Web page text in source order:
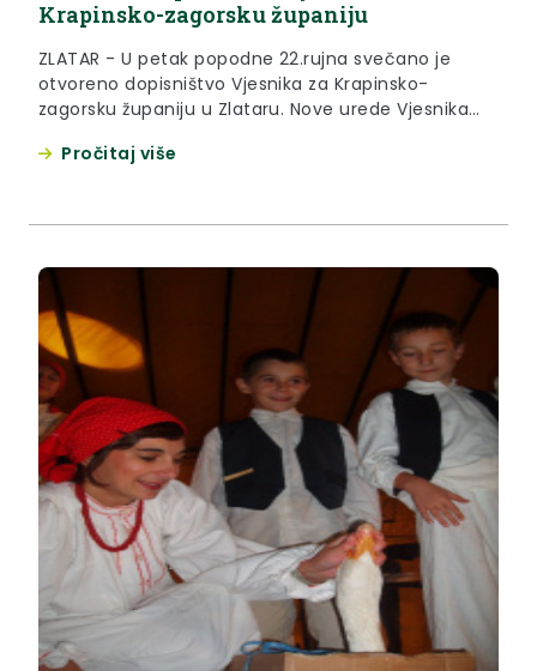
Krapinsko-zagorsku županiju
ZLATAR - U petak popodne 22.rujna svečano je
otvoreno dopisništvo Vjesnika za Krapinsko-
zagorsku županiju u Zlataru. Nove urede Vjesnika
Roksandić koji je naglasio da će Hrvatsko zagorje od
Pročitaj više